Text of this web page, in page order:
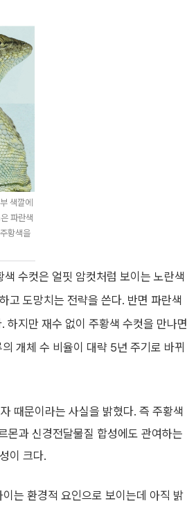
색깔에
파란색
황색을
수컷은 얼핏 암컷처럼 보이는 노란색
고 도망치는 전략을 쓴다. 반면 파란색
지만 재수 없이 주황색 수컷을 만나면
개체 수 비율이 대략 5년 주기로 바뀌
때문이라는 사실을 밝혔다. 즉 주황색
몬과 신경전달물질 합성에도 관여하는
이 크다.
는 환경적 요인으로 보이는데 아직 밝